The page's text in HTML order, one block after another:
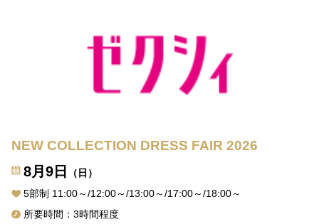
NEW COLLECTION DRESS FAIR 2026
8月9日
（日）
5部制 11:00～/12:00～/13:00～/17:00～/18:00～
所要時間：3時間程度